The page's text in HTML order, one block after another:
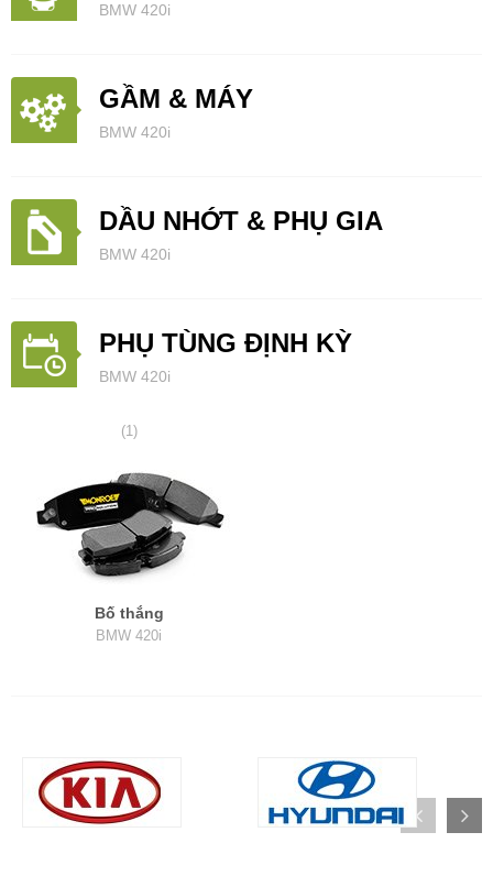
BMW 420i
GẦM & MÁY
BMW 420i
DẦU NHỚT & PHỤ GIA
BMW 420i
PHỤ TÙNG ĐỊNH KỲ
BMW 420i
(1)
Bố thắng
BMW 420i